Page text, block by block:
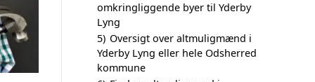
omkringliggende byer til Yderby
Lyng
5) Oversigt over altmuligmænd i
Yderby Lyng eller hele Odsherred
kommune